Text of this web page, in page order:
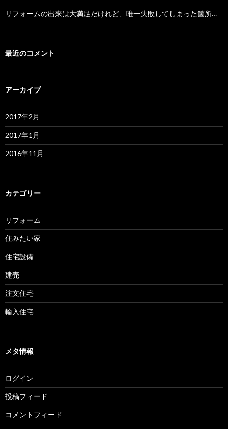
リフォームの出来は大満足だけれど、唯一失敗してしまった箇所…
最近のコメント
アーカイブ
2017年2月
2017年1月
2016年11月
カテゴリー
リフォーム
住みたい家
住宅設備
建売
注文住宅
輸入住宅
メタ情報
ログイン
投稿フィード
コメントフィード